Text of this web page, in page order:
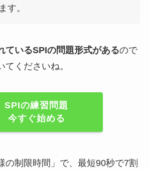
す。
ているSPIの問題形式があるので
てくださいね。
SPIの練習問題
今すぐ始める
の制限時間」で、最短90秒で7割